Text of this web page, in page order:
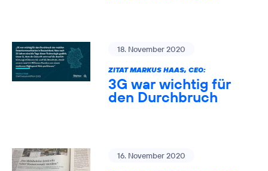
18. November 2020
ZITAT MARKUS HAAS, CEO:
3G war wichtig für
den Durchbruch
16. November 2020